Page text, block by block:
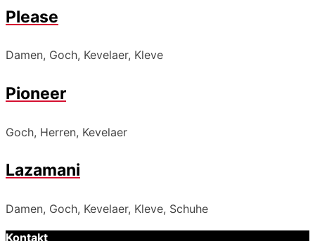
Please
Damen, Goch, Kevelaer, Kleve
Pioneer
Goch, Herren, Kevelaer
Lazamani
Damen, Goch, Kevelaer, Kleve, Schuhe
Kontakt